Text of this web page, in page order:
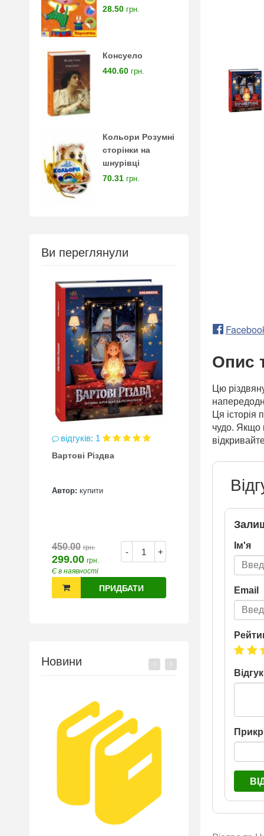
28.50 грн.
Консуело
440.60 грн.
Кольори Розумні
сторінки на
шнурівці
70.31 грн.
Ви переглянули
відгуків: 1
Вартові Різдва
Автор: купити
- +
450.00 грн.
299.00 грн.
Є в наявності
ПРИДБАТИ
Новини
Опис
Цю
Ця історія
чудо. Якщо
Ім'я
Email
Відгук